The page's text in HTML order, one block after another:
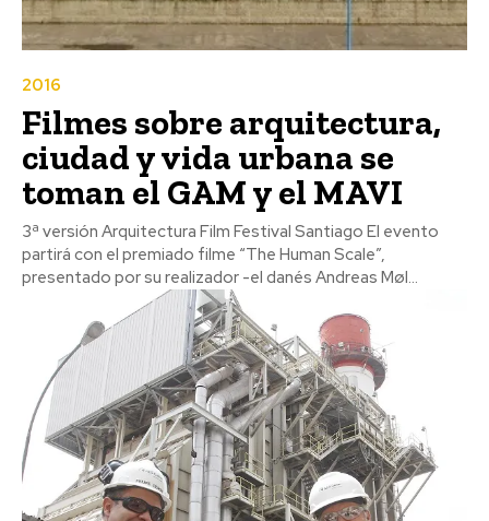
2016
Filmes sobre arquitectura,
ciudad y vida urbana se
toman el GAM y el MAVI
3ª versión Arquitectura Film Festival Santiago El evento
partirá con el premiado filme “The Human Scale”,
presentado por su realizador -el danés Andreas Møl...